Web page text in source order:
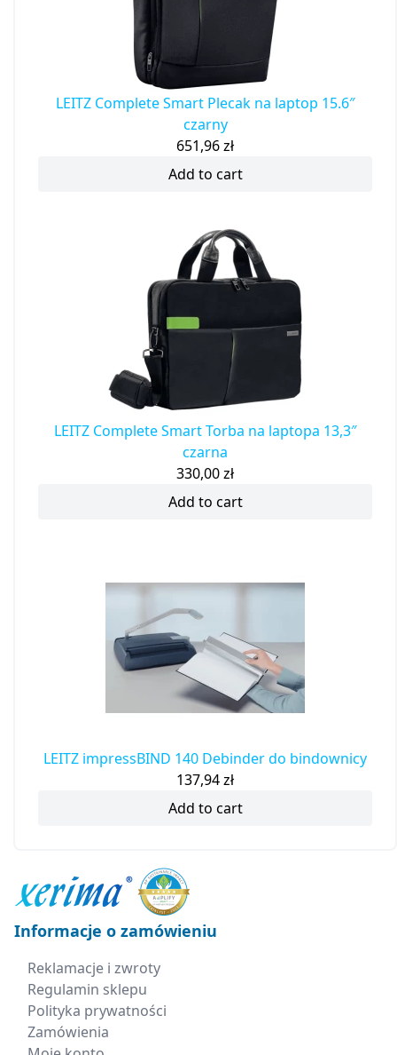
LEITZ Complete Smart Plecak na laptop 15.6″
czarny
651,96zł
Add to cart
LEITZ Complete Smart Torba na laptopa 13,3″
czarna
330,00zł
Add to cart
LEITZ impressBIND 140 Debinder do bindownicy
137,94zł
Add to cart
Informacje o zamówieniu
Reklamacje i zwroty
Regulamin sklepu
Polityka prywatności
Zamówienia